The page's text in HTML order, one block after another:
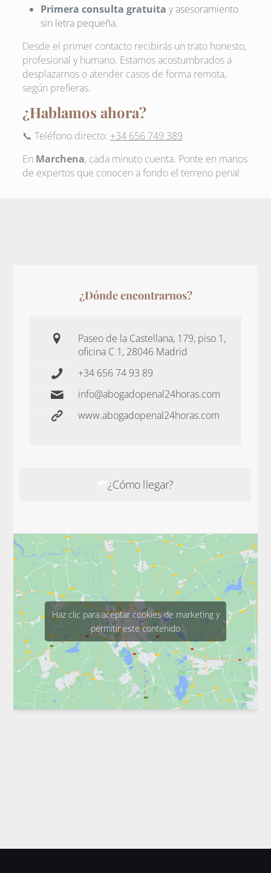
Primera consulta gratuita y asesoramiento
sin letra pequeña.
Desde el primer contacto recibirás un trato honesto,
profesional y humano. Estamos acostumbrados a
desplazarnos o atender casos de forma remota,
según prefieras.
¿Hablamos ahora?
📞 Teléfono directo: +34 656 749 389
En Marchena, cada minuto cuenta. Ponte en manos
de expertos que conocen a fondo el terreno penal.
Haz clic para aceptar cookies de marketing y
permitir este contenido
¿Dónde encontrarnos?
Paseo de la Castellana, 179, piso 1,
oficina C 1, 28046 Madrid
+34 656 74 93 89
info@abogadopenal24horas.com
www.abogadopenal24horas.com
¿Cómo llegar?